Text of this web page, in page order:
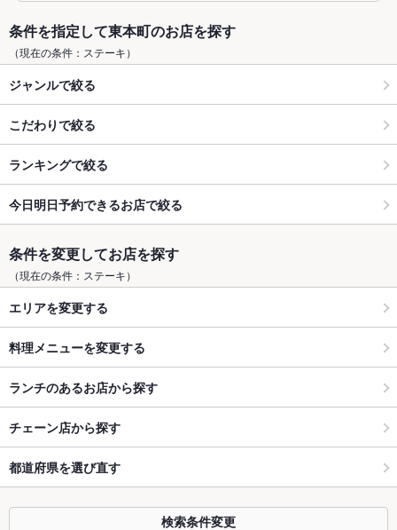
条件を指定して東本町のお店を探す
（現在の条件：ステーキ）
ジャンルで絞る
こだわりで絞る
ランキングで絞る
今日明日予約できるお店で絞る
条件を変更してお店を探す
（現在の条件：ステーキ）
エリアを変更する
料理メニューを変更する
ランチのあるお店から探す
チェーン店から探す
都道府県を選び直す
検索条件変更